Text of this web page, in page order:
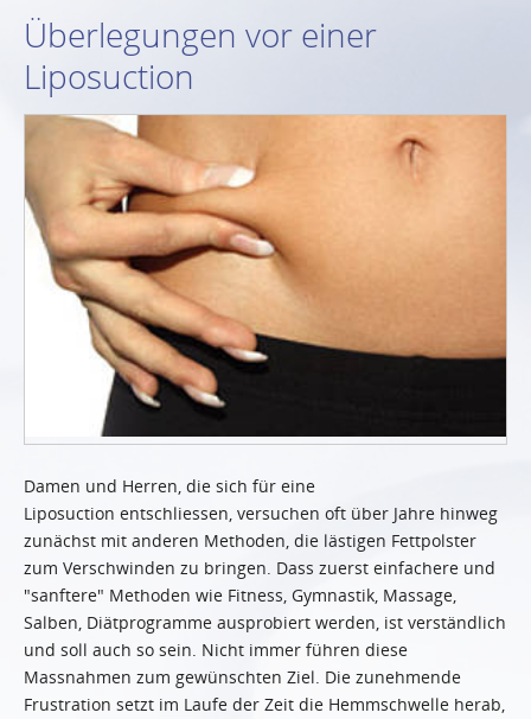
Überlegungen vor einer
Liposuction
Damen und Herren, die sich für eine
Liposuction entschliessen, versuchen oft über Jahre hinweg
zunächst mit anderen Methoden, die lästigen Fettpolster
zum Verschwinden zu bringen. Dass zuerst einfachere und
"sanftere" Methoden wie Fitness, Gymnastik, Massage,
Salben, Diätprogramme ausprobiert werden, ist verständlich
und soll auch so sein. Nicht immer führen diese
Massnahmen zum gewünschten Ziel. Die zunehmende
Frustration setzt im Laufe der Zeit die Hemmschwelle herab,